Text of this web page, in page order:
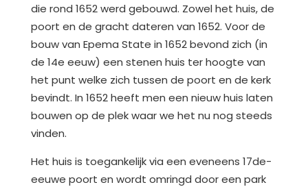
die rond 1652 werd gebouwd. Zowel het huis, de
poort en de gracht dateren van 1652. Voor de
bouw van Epema State in 1652 bevond zich (in
de 14e eeuw) een stenen huis ter hoogte van
het punt welke zich tussen de poort en de kerk
bevindt. In 1652 heeft men een nieuw huis laten
bouwen op de plek waar we het nu nog steeds
vinden.
Het huis is toegankelijk via een eveneens 17de-
eeuwe poort en wordt omringd door een park